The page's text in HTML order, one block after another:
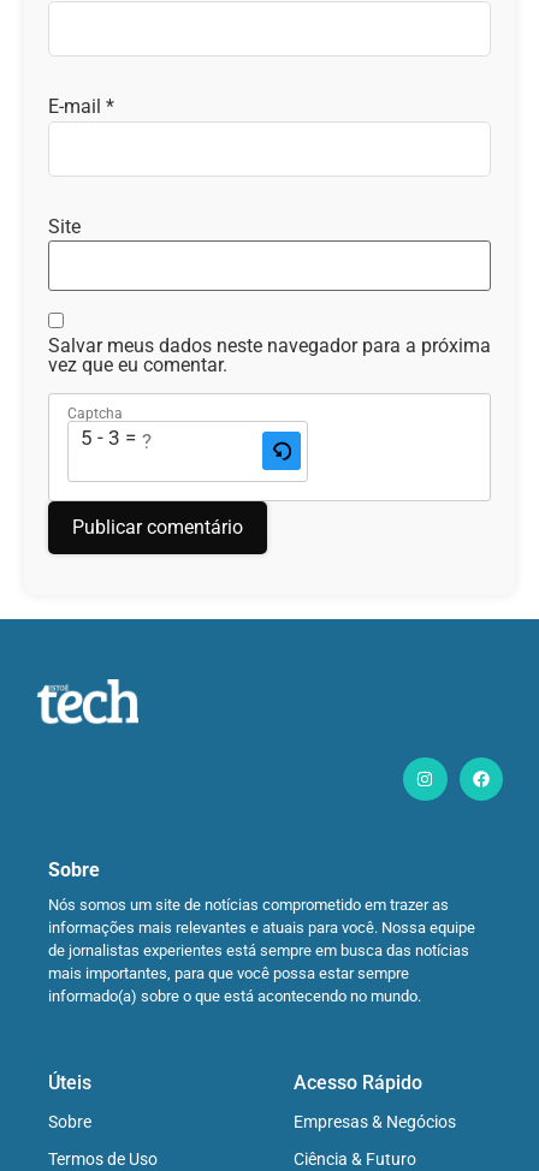
E-mail *
Site
Salvar meus dados neste navegador para a próxima
vez que eu comentar.
Captcha
5 - 3 = ?
Sobre
Nós somos um site de notícias comprometido em trazer as
informações mais relevantes e atuais para você. Nossa equipe
de jornalistas experientes está sempre em busca das notícias
mais importantes, para que você possa estar sempre
informado(a) sobre o que está acontecendo no mundo.
Úteis
Sobre
Termos de Uso
Acesso Rápido
Empresas & Negócios
Ciência & Futuro